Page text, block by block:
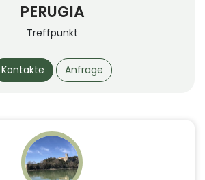
PERUGIA
Treffpunkt
Kontakte Anfrage